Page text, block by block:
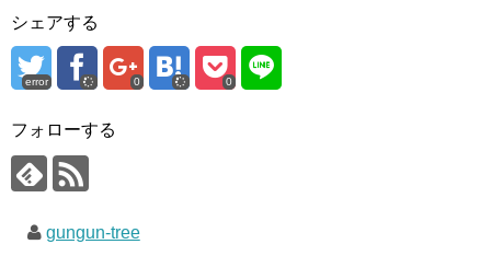
r
で
共
(
新
ウ
ィ
ン
ド
ウ
で
ま
す
は
ク
リ
ッ
て
く
い
ウ
共
有
新
シェアする
error 0 0
フォローする
gungun-tree